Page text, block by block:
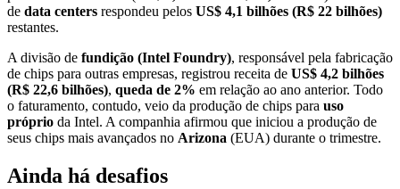
de data centers respondeu pelos US$ 4,1 bilhões (R$ 22 bilhões)
restantes.
A divisão de fundição (Intel Foundry), responsável pela fabricação
de chips para outras empresas, registrou receita de US$ 4,2 bilhões
(R$ 22,6 bilhões), queda de 2% em relação ao ano anterior. Todo
o faturamento, contudo, veio da produção de chips para uso
próprio da Intel. A companhia afirmou que iniciou a produção de
seus chips mais avançados no Arizona (EUA) durante o trimestre.
Ainda há desafios